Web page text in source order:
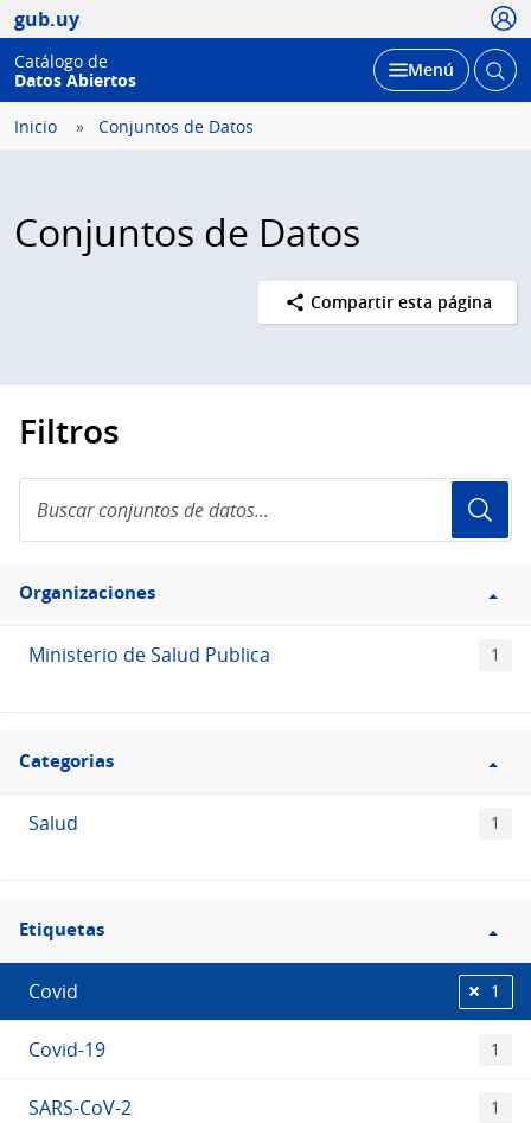
gub.uy
Catálogo de
Datos Abiertos
Desplegar
Menú Abrir
Inicio Conjuntos de Datos
Conjuntos de Datos
Compartir esta página
Filtros
conjuntos
de
Filtro
Organizaciones
Organizaciones
Ministerio de Salud Publica 1
Filtro
Categorias
Categorias
Salud 1
Filtro
Etiquetas
Etiquetas
Covid 1
Covid-19 1
SARS-CoV-2 1